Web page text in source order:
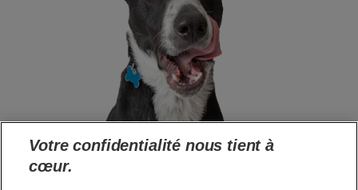
Votre confidentialité nous tient à
cœur.